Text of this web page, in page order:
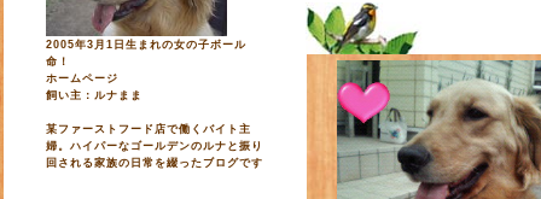
2005年3月1日生まれの女の子ボール
命！
ホームページ
飼い主：ルナまま
某ファーストフード店で働くバイト主
婦。ハイパーなゴールデンのルナと振り
回される家族の日常を綴ったブログです